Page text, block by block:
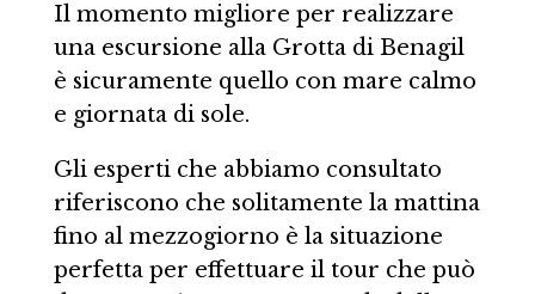
Il momento migliore per realizzare
una escursione alla Grotta di Benagil
è sicuramente quello con mare calmo
e giornata di sole.
Gli esperti che abbiamo consultato
riferiscono che solitamente la mattina
fino al mezzogiorno è la situazione
perfetta per effettuare il tour che può